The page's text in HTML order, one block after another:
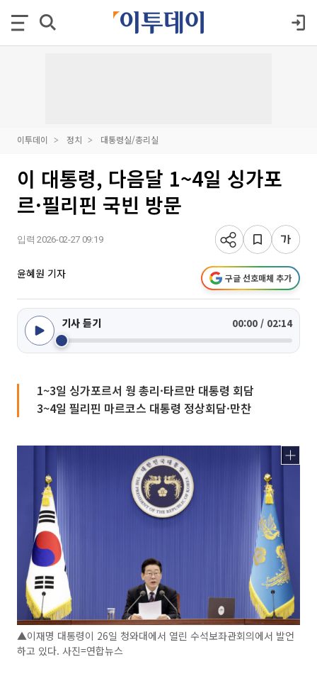
이투데이 정치 대통령실/총리실
이 대통령, 다음달 1~4일 싱가포
르·필리핀 국빈 방문
입력 2026-02-27 09:19
윤혜원 기자 구글 선호매체 추가
기사 듣기 00:00 / 02:14
1~3일 싱가포르서 웡 총리·타르만 대통령 회담
3~4일 필리핀 마르코스 대통령 정상회담·만찬
▲이재명 대통령이 26일 청와대에서 열린 수석보좌관회의에서 발언
하고 있다. 사진=연합뉴스